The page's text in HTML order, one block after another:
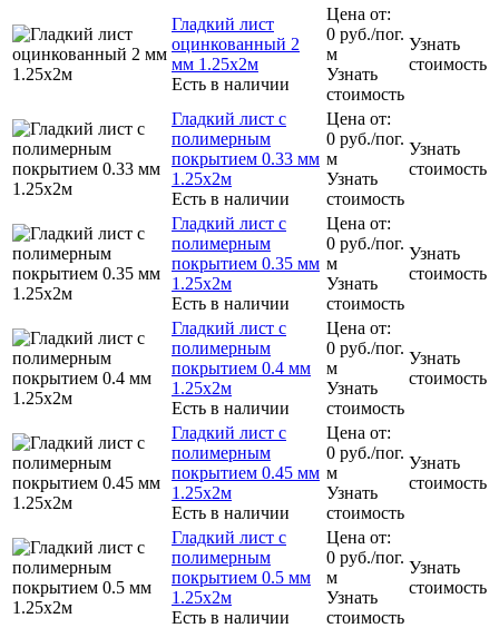
Гладкий лист
оцинкованный 2
мм 1.25х2м
Есть в наличии
Цена от:
0 руб./пог.
м
Узнать
стоимость
Узнать
стоимость
Гладкий лист с
полимерным
покрытием 0.33 мм
1.25х2м
Есть в наличии
Цена от:
0 руб./пог.
м
Узнать
стоимость
Узнать
стоимость
Гладкий лист с
полимерным
покрытием 0.35 мм
1.25х2м
Есть в наличии
Цена от:
0 руб./пог.
м
Узнать
стоимость
Узнать
стоимость
Гладкий лист с
полимерным
покрытием 0.4 мм
1.25х2м
Есть в наличии
Цена от:
0 руб./пог.
м
Узнать
стоимость
Узнать
стоимость
Гладкий лист с
полимерным
покрытием 0.45 мм
1.25х2м
Есть в наличии
Цена от:
0 руб./пог.
м
Узнать
стоимость
Узнать
стоимость
Гладкий лист с
полимерным
покрытием 0.5 мм
1.25х2м
Есть в наличии
Цена от:
0 руб./пог.
м
Узнать
стоимость
Узнать
стоимость